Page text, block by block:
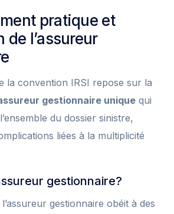
pratique et
de l’assureur
la convention IRSI repose sur la
gestionnaire unique qui
du dossier sinistre,
liées à la multiplicité
gestionnaire?
gestionnaire obéit à des